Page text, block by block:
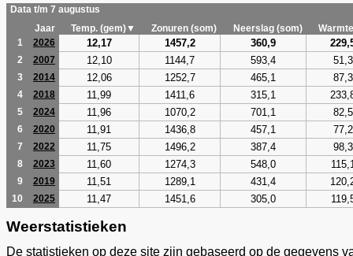
Data t/m 7 augustus
Jaar
Temp. (gem)▼ Zonuren (som) Neerslag (som)
1
2026 12,17 1457,2 360,9
2 2007 12,10 1144,7 593,4 51,3
3 2014 12,06 1252,7 465,1 87,3
4 2018 11,99 1411,6 315,1
5 2024 11,96 1070,2 701,1 82,5
6 2020 11,91 1436,8 457,1 77,2
7 2022 11,75 1496,2 387,4 98,3
8 2023 11,60 1274,3 548,0
9 2019 11,51 1289,1 431,4
10 2025 11,47 1451,6 305,0
Weerstatistieken
De statistieken op deze site zijn gebaseerd op de gegevens